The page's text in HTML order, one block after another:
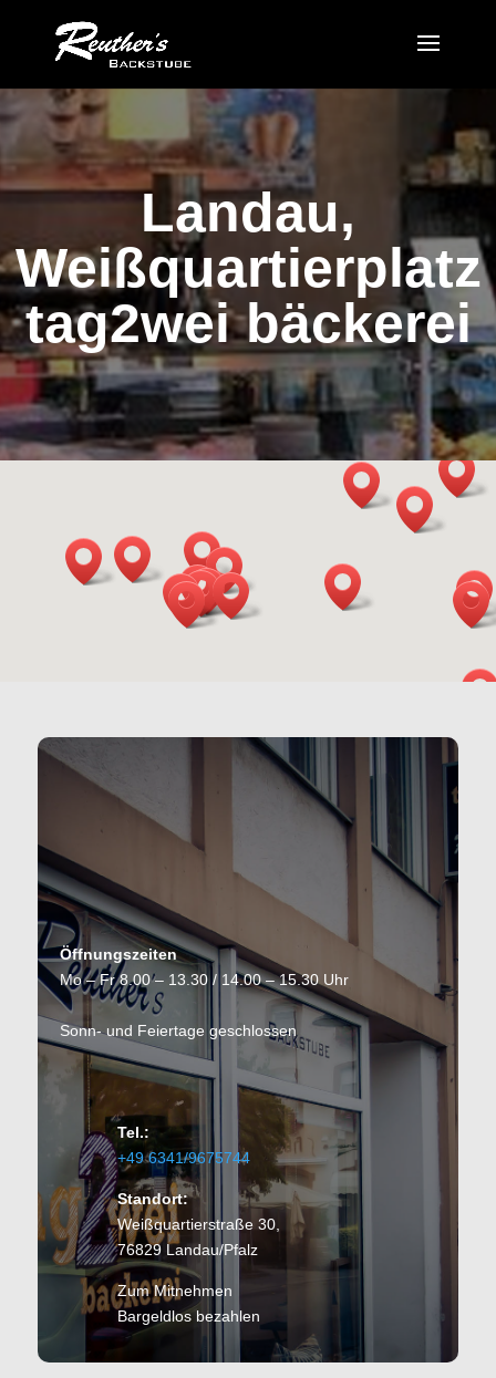
Landau,
Weißquartierplatz
tag2wei bäckerei
Öffnungszeiten
Mo – Fr 8.00 – 13.30 / 14.00 – 15.30 Uhr
Sonn- und Feiertage geschlossen
Tel.:
+49 6341/9675744
Standort:
Weißquartierstraße 30,
76829 Landau/Pfalz
Zum Mitnehmen
Bargeldlos bezahlen